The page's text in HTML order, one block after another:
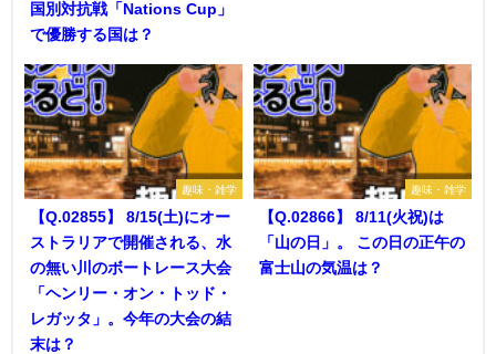
国別対抗戦「Nations Cup」
で優勝する国は？
趣味・雑学
【Q.02855】 8/15(土)にオー
ストラリアで開催される、水
の無い川のボートレース大会
「ヘンリー・オン・トッド・
レガッタ」。今年の大会の結
末は？
趣味・雑学
【Q.02866】 8/11(火祝)は
「山の日」。 この日の正午の
富士山の気温は？